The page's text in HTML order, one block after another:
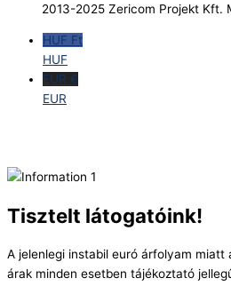
2013-2025 Zericom Projekt Kft.
HUF Ft
HUF
EUR €
EUR
Tisztelt látogatóink!
A jelenlegi instabil euró árfolyam miatt
árak minden esetben tájékoztató